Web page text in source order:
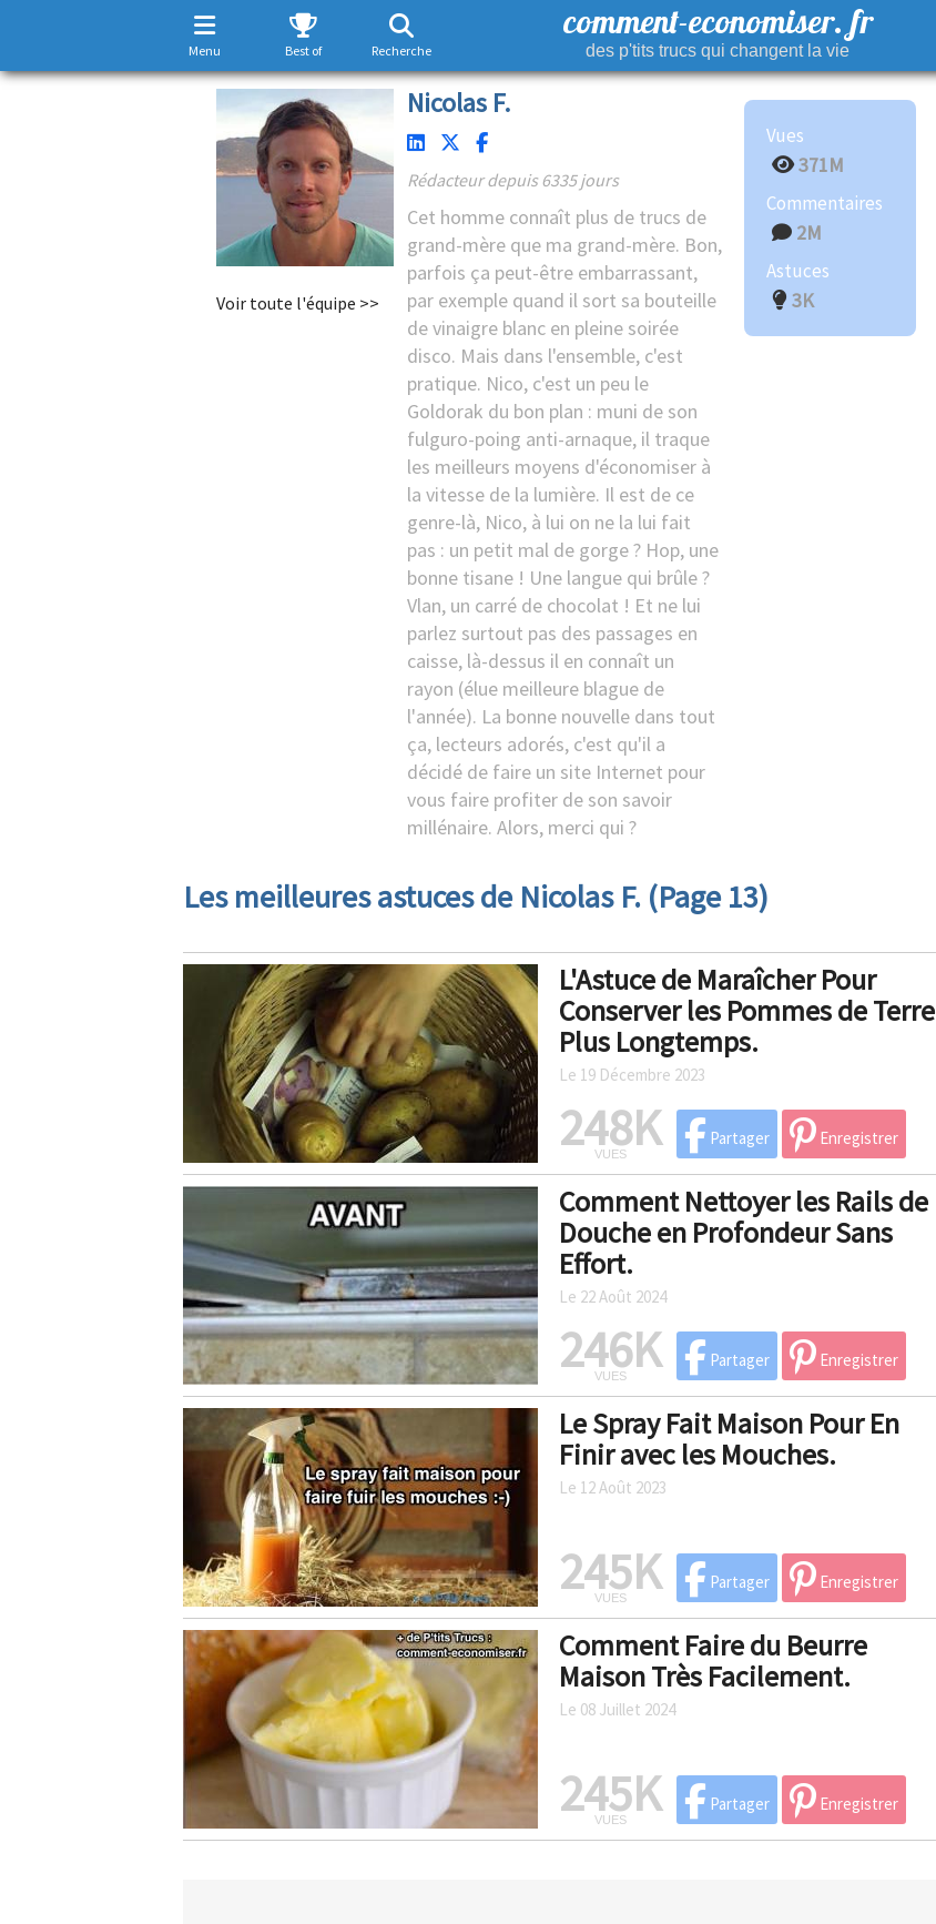
Menu Best of Recherche
comment-economiser. fr
des p'tits trucs qui changent la vie
Voir toute l'équipe >>
Nicolas F.
Rédacteur depuis 6335 jours
Cet homme connaît plus de trucs de
grand-mère que ma grand-mère. Bon,
parfois ça peut-être embarrassant,
par exemple quand il sort sa bouteille
de vinaigre blanc en pleine soirée
disco. Mais dans l'ensemble, c'est
pratique. Nico, c'est un peu le
Goldorak du bon plan : muni de son
fulguro-poing anti-arnaque, il traque
les meilleurs moyens d'économiser à
la vitesse de la lumière. Il est de ce
genre-là, Nico, à lui on ne la lui fait
pas : un petit mal de gorge ? Hop, une
bonne tisane ! Une langue qui brûle ?
Vlan, un carré de chocolat ! Et ne lui
parlez surtout pas des passages en
caisse, là-dessus il en connaît un
rayon (élue meilleure blague de
l'année). La bonne nouvelle dans tout
ça, lecteurs adorés, c'est qu'il a
décidé de faire un site Internet pour
vous faire profiter de son savoir
millénaire. Alors, merci qui ?
Vues
371M
Commentaires
2M
Astuces
3K
Les meilleures astuces de Nicolas F. (Page 13)
L'Astuce de Maraîcher Pour
Conserver les Pommes de Terre
Plus Longtemps.
Le 19 Décembre 2023
248K
VUES
Partager Enregistrer
Comment Nettoyer les Rails de
Douche en Profondeur Sans
Effort.
Le 22 Août 2024
246K
VUES
Partager Enregistrer
Le Spray Fait Maison Pour En
Finir avec les Mouches.
Le 12 Août 2023
245K
VUES
Partager Enregistrer
Comment Faire du Beurre
Maison Très Facilement.
Le 08 Juillet 2024
245K
VUES
Partager Enregistrer